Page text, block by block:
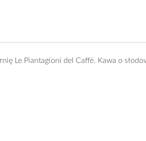
Le Piantagioni del Caffè. Kawa o